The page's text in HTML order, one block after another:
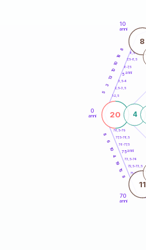
0
anni
10
anni
70
anni
1-2,5
2,5-3,5
3,5-4
6-7,5
7,5-8,5
8,5-9
71-72,5
72,5-73,5
73,5-74
76-77,5
77,5-78,5
78,5-79
5
3
13
10
10
18
8
8
15
19
4
10
6
8
20
8
11
4
5 anni
75anni